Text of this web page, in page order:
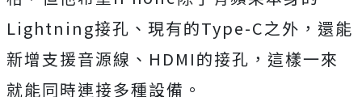
Lightning接孔、現有的Type-C之外，還能
新增支援音源線、HDMI的接孔，這樣一來
就能同時連接多種設備。